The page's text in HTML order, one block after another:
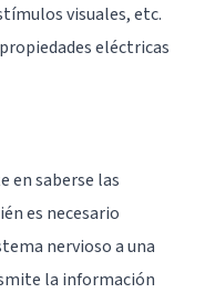
visuales, etc.
eléctricas
en saberse las
es necesario
nervioso a una
la información